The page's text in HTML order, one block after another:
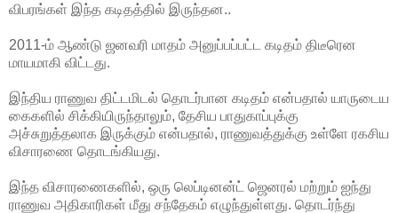
விபரங்கள் இந்த கடிதத்தில் இருந்தன..
2011-ம் ஆண்டு ஜனவரி மாதம் அனுப்பப்பட்ட கடிதம் திடீரென
மாயமாகி விட்டது.
இந்திய ராணுவ திட்டமிடல் தொடர்பான கடிதம் என்பதால் யாருடைய
கைகளில் சிக்கியிருந்தாலும், தேசிய பாதுகாப்புக்கு
அச்சுறுத்தலாக இருக்கும் என்பதால், ராணுவத்துக்கு உள்ளே ரகசிய
விசாரணை தொடங்கியது.
இந்த விசாரணைகளில், ஒரு லெப்டினன்ட் ஜெனரல் மற்றும் ஐந்து
ராணுவ அதிகாரிகள் மீது சந்தேகம் எழுந்துள்ளது. தொடர்ந்து